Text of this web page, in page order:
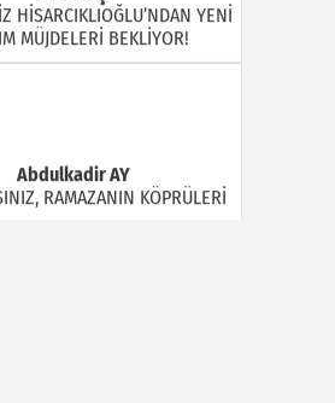
HİSARCIKLIOĞLU’NDAN YENİ
MÜJDELERİ BEKLİYOR!
Abdulkadir AY
RAMAZANIN KÖPRÜLERİ